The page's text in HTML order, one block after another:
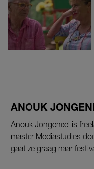
ANOUK
Anouk Jongeneel is
master Mediastudies
gaat ze graag naar